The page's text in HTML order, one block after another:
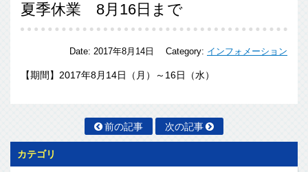
夏季休業 8月16日まで
Date:2017年8月14日 Category: インフォメーション
【期間】2017年8月14日（月）～16日（水）
前の記事 次の記事
カテゴリ